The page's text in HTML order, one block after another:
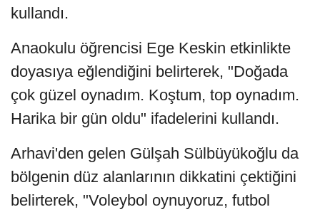
kullandı.
Anaokulu öğrencisi Ege Keskin etkinlikte
doyasıya eğlendiğini belirterek, "Doğada
çok güzel oynadım. Koştum, top oynadım.
Harika bir gün oldu" ifadelerini kullandı.
Arhavi'den gelen Gülşah Sülbüyükoğlu da
bölgenin düz alanlarının dikkatini çektiğini
belirterek, "Voleybol oynuyoruz, futbol